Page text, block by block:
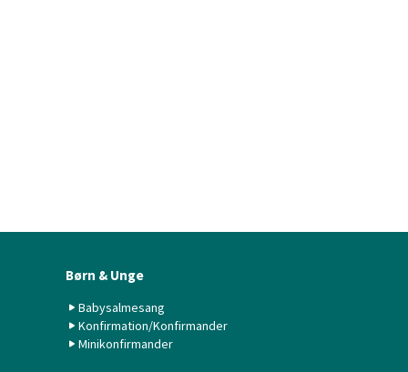
Børn & Unge
Babysalmesang
Konfirmation/Konfirmander
Minikonfirmander